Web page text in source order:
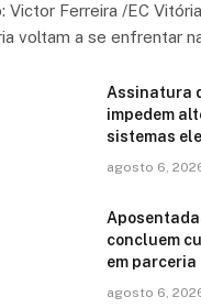
Victor Ferreira /EC
voltam a se enfrentar
Assinatura
impedem
sistemas
agosto 6,
concluem
em parceria
agosto 6,